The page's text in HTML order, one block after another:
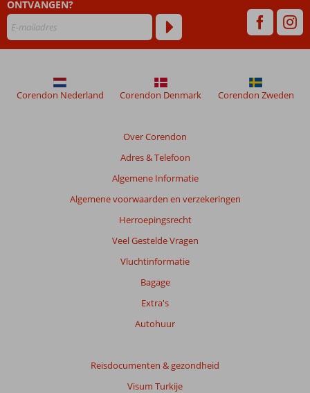
48
niet
weergegeven
om
garanderen.
ONTVANGEN?
Over Corendon
Adres & Telefoon
Algemene Informatie
Algemene voorwaarden en verzekeringen
Herroepingsrecht
Veel Gestelde Vragen
Vluchtinformatie
Bagage
Extra's
Autohuur
Reisdocumenten & gezondheid
Visum Turkije
Corendon Nederland Corendon Denmark Corendon Zweden